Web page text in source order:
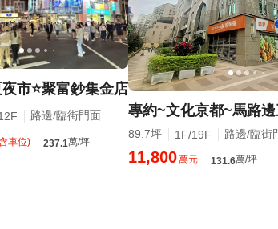
市⭐聚富鈔集金店
路邊/臨街門面
車位) 237.1萬/坪
89.7坪 1F/19F 路邊/臨街
11,800萬元 131.6萬/坪